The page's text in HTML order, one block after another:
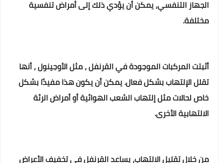
الجهاز التنفسي، يمكن أن يؤدي ذلك إلى أمراض تنفسية
مختلفة.
أثبتت المركبات الموجودة في القرنفل ، مثل الأوجينول ، أنها
تقلل الإلتهاب بشكل فعال. يمكن أن يكون هذا مفيدًا بشكل
خاص لحالات مثل إلتهاب الشعب الهوائية أو أمراض الرئة
الالتهابية الأخرى.
من خلال تقليل الالتهاب، يساعد القرنفل في تخفيف الأعراض